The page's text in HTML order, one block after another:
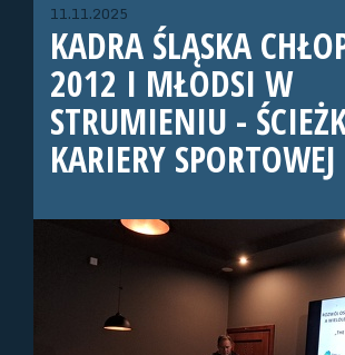
11.11.2025
KADRA ŚLĄSKA
2012 I MŁODSI W
STRUMIENIU -
KARIERY SPORTOWEJ